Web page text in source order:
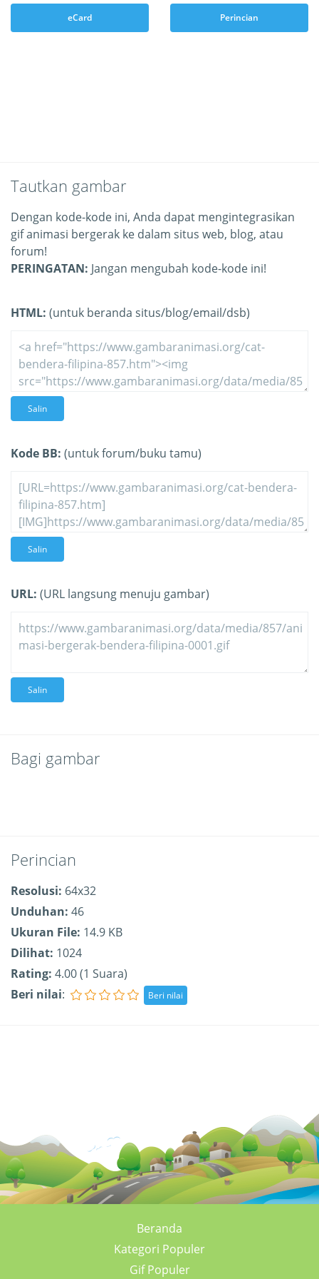
eCard Perincian
Tautkan gambar
Dengan kode-kode ini, Anda dapat mengintegrasikan
gif animasi bergerak ke dalam situs web, blog, atau
forum!
PERINGATAN: Jangan mengubah kode-kode ini!
HTML: (untuk beranda situs/blog/email/dsb)
Salin
Kode BB: (untuk forum/buku tamu)
Salin
URL: (URL langsung menuju gambar)
Salin
Bagi gambar
Perincian
Resolusi: 64x32
Unduhan: 46
Ukuran File: 14.9 KB
Dilihat: 1024
Rating: 4.00 (1 Suara)
Beri nilai:
Beranda
Kategori Populer
Gif Populer